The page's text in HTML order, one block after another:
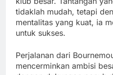
tidaklah mudah, tetapi
mentalitas yang kuat, ia
untuk sukses.
Perjalanan dari
mencerminkan ambisi